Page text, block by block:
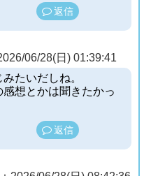
返信
06/28(日) 01:39:41
たいだしね。
想とかは聞きたかっ
返信